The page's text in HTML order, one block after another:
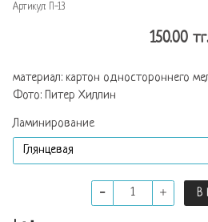
Артикул: П-13
150.00 тг.
материал: картон одностороннего
Фото: Питер Хиллин
Ламинирование
В